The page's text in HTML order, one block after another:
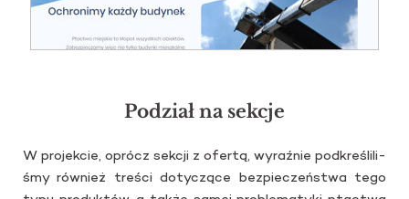
Podział na sekcje
W pro­jek­cie, oprócz sek­cji z ofer­tą, wy­raź­nie pod­kre­śli­li­
śmy rów­nież tre­ści do­ty­czą­ce bez­pie­czeń­stwa tego